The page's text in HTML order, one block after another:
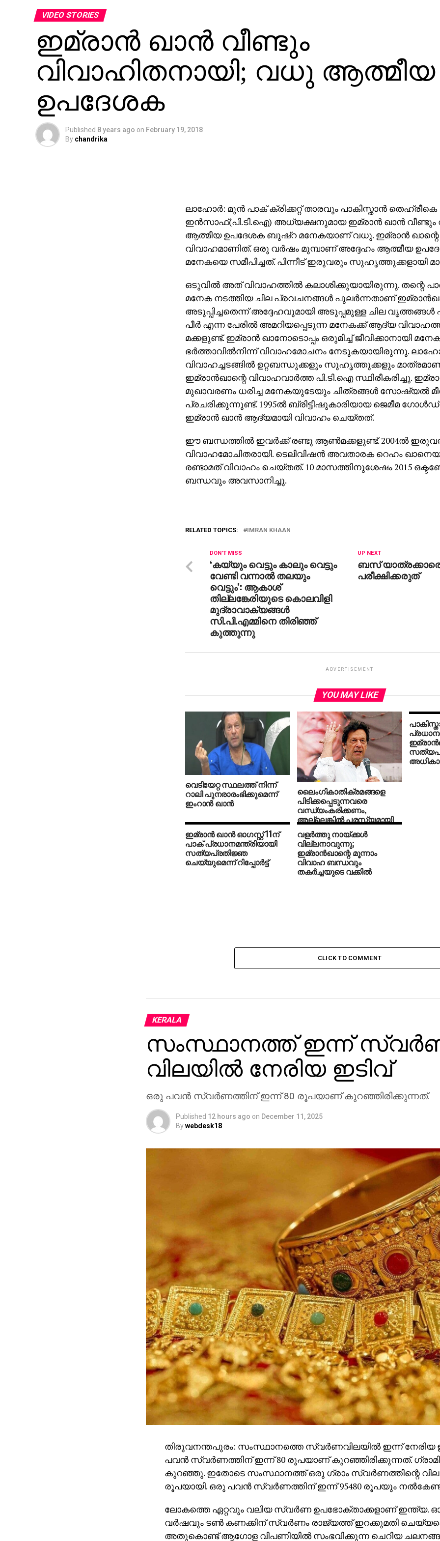
VIDEO STORIES
ഇമ്രാന്‍ ഖാന്‍ വീണ്ടും
വിവാഹിതനായി; വധു ആത്മീയ
ഉപദേശക
Published 8 years ago on February 19, 2018
By chandrika
ലാഹോര്‍: മുന്‍ പാക് ക്രിക്കറ്റ് താരവും പാകിസ്താന്‍ തെഹ്‌രീകെ
ഇന്‍സാഫ്(പി.ടി.ഐ) അധ്യക്ഷനുമായ ഇമ്രാന്‍ ഖാന്‍ വീണ്ടും
ആത്മീയ ഉപദേശക ബുഷ്‌റ മനേകയാണ് വധു. ഇമ്രാന്‍ ഖാന്റെ
വിവാഹമാണിത്. ഒരു വര്‍ഷം മുമ്പാണ് അദ്ദേഹം ആത്മീയ
മനേകയെ സമീപിച്ചത്. പിന്നീട് ഇരുവരും സുഹൃത്തുക്കളായി
ഒടുവില്‍ അത് വിവാഹത്തില്‍ കലാശിക്കുയായിരുന്നു. തന്റെ
മനേക നടത്തിയ ചില പ്രവചനങ്ങള്‍ പുലര്‍ന്നതാണ്
അടുപ്പിച്ചതെന്ന് അദ്ദേഹവുമായി അടുപ്പമുള്ള ചില വൃത്തങ്ങള്‍
പീര്‍ എന്ന പേരില്‍ അമറിയപ്പെടുന്ന മനേകക്ക് ആദ്യ
മക്കളുണ്ട്. ഇമ്രാന്‍ ഖാനോടൊപ്പം ഒരുമിച്ച് ജീവിക്കാനായി
ഭര്‍ത്താവില്‍നിന്ന് വിവാഹമോചനം നേടുകയായിരുന്നു.
വിവാഹച്ചടങ്ങില്‍ ഉറ്റബന്ധുക്കളും സുഹൃത്തുക്കളും
ഇമ്രാന്‍ഖാന്റെ വിവാഹവാര്‍ത്ത പി.ടി.ഐ സ്ഥിരീകരിച്ചു.
മുഖാവരണം ധരിച്ച മനേകയുടേയും ചിത്രങ്ങള്‍ സോഷ്യല്‍
പ്രചരിക്കുന്നുണ്ട്. 1995ല്‍ ബ്രിട്ടീഷുകാരിയായ ജെമീമ
ഇമ്രാന്‍ ഖാന്‍ ആദ്യമായി വിവാഹം ചെയ്തത്.
ഈ ബന്ധത്തില്‍ ഇവര്‍ക്ക് രണ്ടു ആണ്‍മക്കളുണ്ട്. 2004ല്‍
വിവാഹമോചിതരായി. ടെലിവിഷന്‍ അവതാരക റെഹം
രണ്ടാമത് വിവാഹം ചെയ്തത്. 10 മാസത്തിനുശേഷം 2015
ബന്ധവും അവസാനിച്ചു.
RELATED TOPICS: IMRAN KHAAN
UP NEXT
ബസ്
പരീക്ഷിക്കരുത്
DON'T MISS
‘കയ്യും വെട്ടും കാലും വെട്ടും
വേണ്ടി വന്നാല്‍ തലയും
വെട്ടും’: ആകാശ്
തില്ലങ്കേരിയുടെ കൊലവിളി
മുദ്രാവാക്യങ്ങള്‍
സി.പി.എമ്മിനെ തിരിഞ്ഞ്
കുത്തുന്നു
ADVERTISEMENT
YOU MAY LIKE
വെടിയേറ്റ സ്ഥലത്ത് നിന്ന്
റാലി പുനരാരംഭിക്കുമെന്ന്
ഇംറാന്‍ ഖാന്‍
ലൈംഗികാതിക്രമങ്ങളെ
പിടിക്കപ്പെടുന്നവരെ
വന്ധ്യംകരിക്കണം,
അല്ലെങ്കില്‍ പരസ്യമായി
തൂക്കിലേറ്റണം; ഇമ്രാന്‍ ഖാന്‍
ഇമ്രാന്‍ ഖാന്‍ ഓഗസ്റ്റ് 11ന്
പാക് പ്രധാനമന്ത്രിയായി
സത്യപ്രതിജ്ഞ
ചെയ്യുമെന്ന് റിപ്പോര്‍ട്ട്
വളര്‍ത്തു നായ്ക്കള്‍
വില്ലനാവുന്നു;
ഇമ്രാന്‍ഖാന്റെ മൂന്നാം
വിവാഹ ബന്ധവും
തകര്‍ച്ചയുടെ വക്കില്‍
CLICK TO COMMENT
KERALA
സംസ്ഥാനത്ത് ഇന്ന്
വിലയില്‍ നേരിയ ഇടിവ്
ഒരു പവന്‍ സ്വര്‍ണത്തിന് ഇന്ന് 80 രൂപയാണ് കുറഞ്ഞിരിക്കുന്നത്.
Published 12 hours ago on December 11, 2025
Bywebdesk18
തിരുവനന്തപുരം: സംസ്ഥാനത്തെ സ്വര്‍ണവിലയില്‍ ഇന്ന് നേരിയ
പവന്‍ സ്വര്‍ണത്തിന് ഇന്ന് 80 രൂപയാണ് കുറഞ്ഞിരിക്കുന്നത്.
കുറഞ്ഞു. ഇതോടെ സംസ്ഥാനത്ത് ഒരു ഗ്രാം സ്വര്‍ണത്തിന്റെ വില
രൂപയായി. ഒരു പവന്‍ സ്വര്‍ണത്തിന് ഇന്ന് 95480 രൂപയും
ലോകത്തെ ഏറ്റവും വലിയ സ്വര്‍ണ ഉപഭോക്താക്കളാണ് ഇന്ത്യ.
വര്‍ഷവും ടണ്‍ കണക്കിന് സ്വര്‍ണം രാജ്യത്ത് ഇറക്കുമതി
അതുകൊണ്ട് ആഗോള വിപണിയില്‍ സംഭവിക്കുന്ന ചെറിയ